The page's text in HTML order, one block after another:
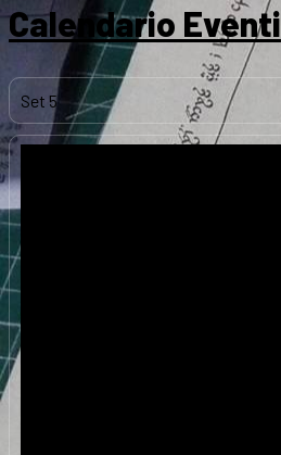
Calendario Eventi
Set 5